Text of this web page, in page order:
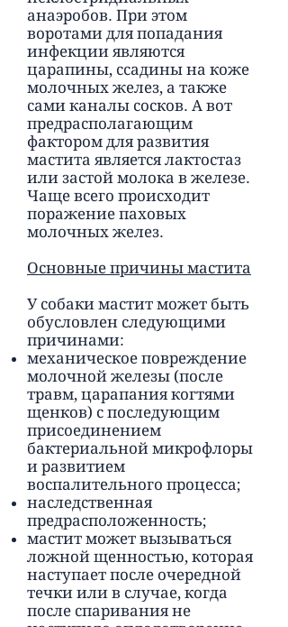
анаэробов. При этом
воротами для попадания
инфекции являются
царапины, ссадины на коже
молочных желез, а также
сами каналы сосков. А вот
предрасполагающим
фактором для развития
мастита является лактостаз
или застой молока в железе.
Чаще всего происходит
поражение паховых
молочных желез.
Основные причины мастита
У собаки мастит может быть
обусловлен следующими
причинами:
механическое повреждение
молочной железы (после
травм, царапания когтями
щенков) с последующим
присоединением
бактериальной микрофлоры
и развитием
воспалительного процесса;
наследственная
предрасположенность;
мастит может вызываться
ложной щенностью, которая
наступает после очередной
течки или в случае, когда
после спаривания не